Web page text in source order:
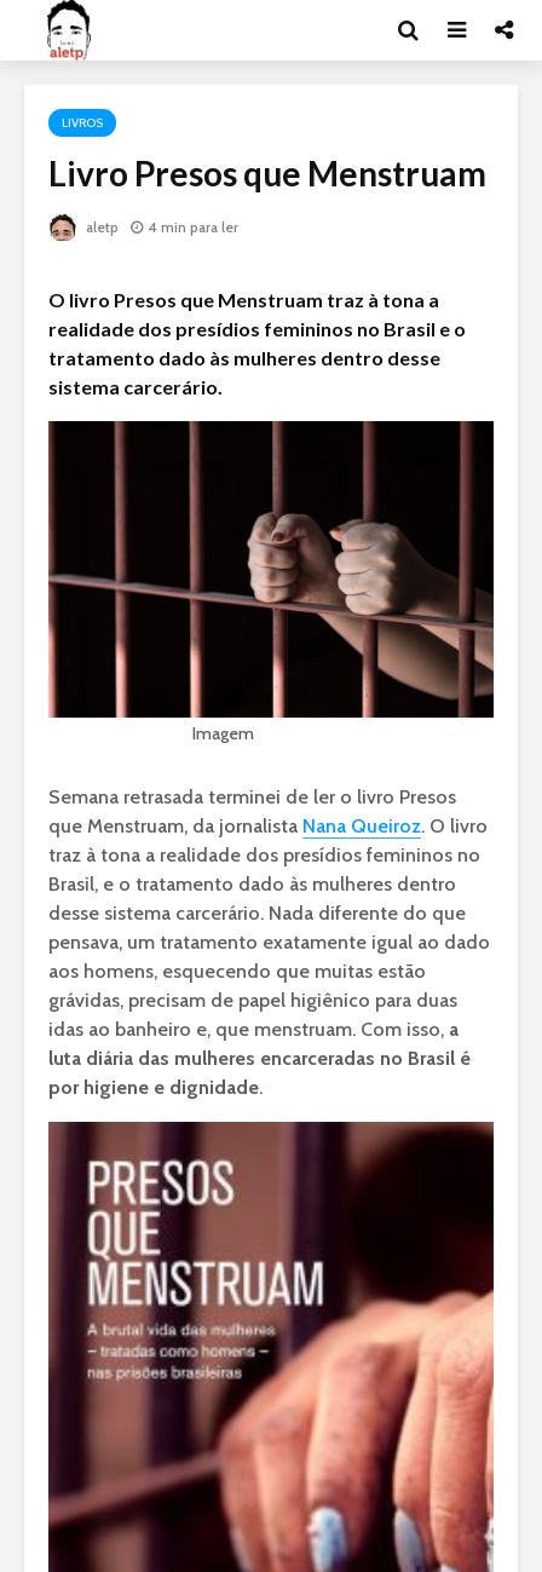
LIVROS
Livro Presos que Menstruam
aletp 4 min para ler
O livro Presos que Menstruam traz à tona a
realidade dos presídios femininos no Brasil e o
tratamento dado às mulheres dentro desse
sistema carcerário.
Imagem
Semana retrasada terminei de ler o livro Presos
que Menstruam, da jornalista Nana Queiroz. O livro
traz à tona a realidade dos presídios femininos no
Brasil, e o tratamento dado às mulheres dentro
desse sistema carcerário. Nada diferente do que
pensava, um tratamento exatamente igual ao dado
aos homens, esquecendo que muitas estão
grávidas, precisam de papel higiênico para duas
idas ao banheiro e, que menstruam. Com isso, a
luta diária das mulheres encarceradas no Brasil é
por higiene e dignidade.